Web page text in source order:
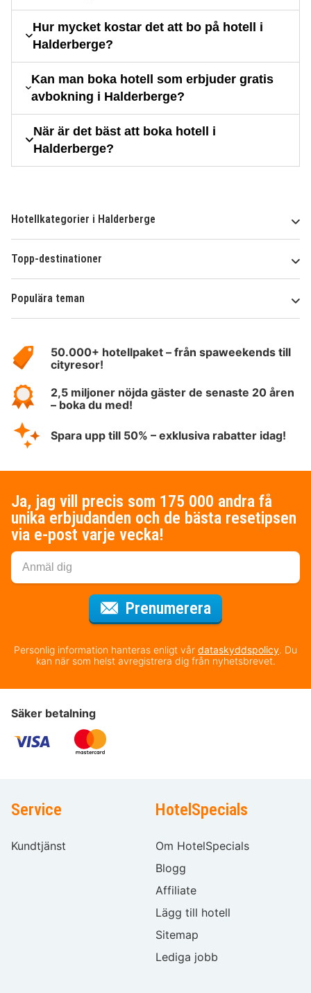
Hur mycket kostar det att bo på hotell i
Halderberge?
Kan man boka hotell som erbjuder gratis
avbokning i Halderberge?
När är det bäst att boka hotell i
Halderberge?
Hotellkategorier i Halderberge
Topp-destinationer
Populära teman
HotelSpecials50.000+ hotellpaket – från spaweekends till
cityresor!
2,5 miljoner nöjda gäster de senaste 20 åren
– boka du med!
Spara upp till 50% – exklusiva rabatter idag!
Ja, jag vill precis som 175 000 andra få
unika erbjudanden och de bästa resetipsen
via e-post varje vecka!
Prenumerera
Personlig information hanteras enligt vår dataskyddspolicy. Du
kan när som helst avregistrera dig från nyhetsbrevet.
Säker betalning
Service
Kundtjänst
HotelSpecials
Om HotelSpecials
Blogg
Affiliate
Lägg till hotell
Sitemap
Lediga jobb